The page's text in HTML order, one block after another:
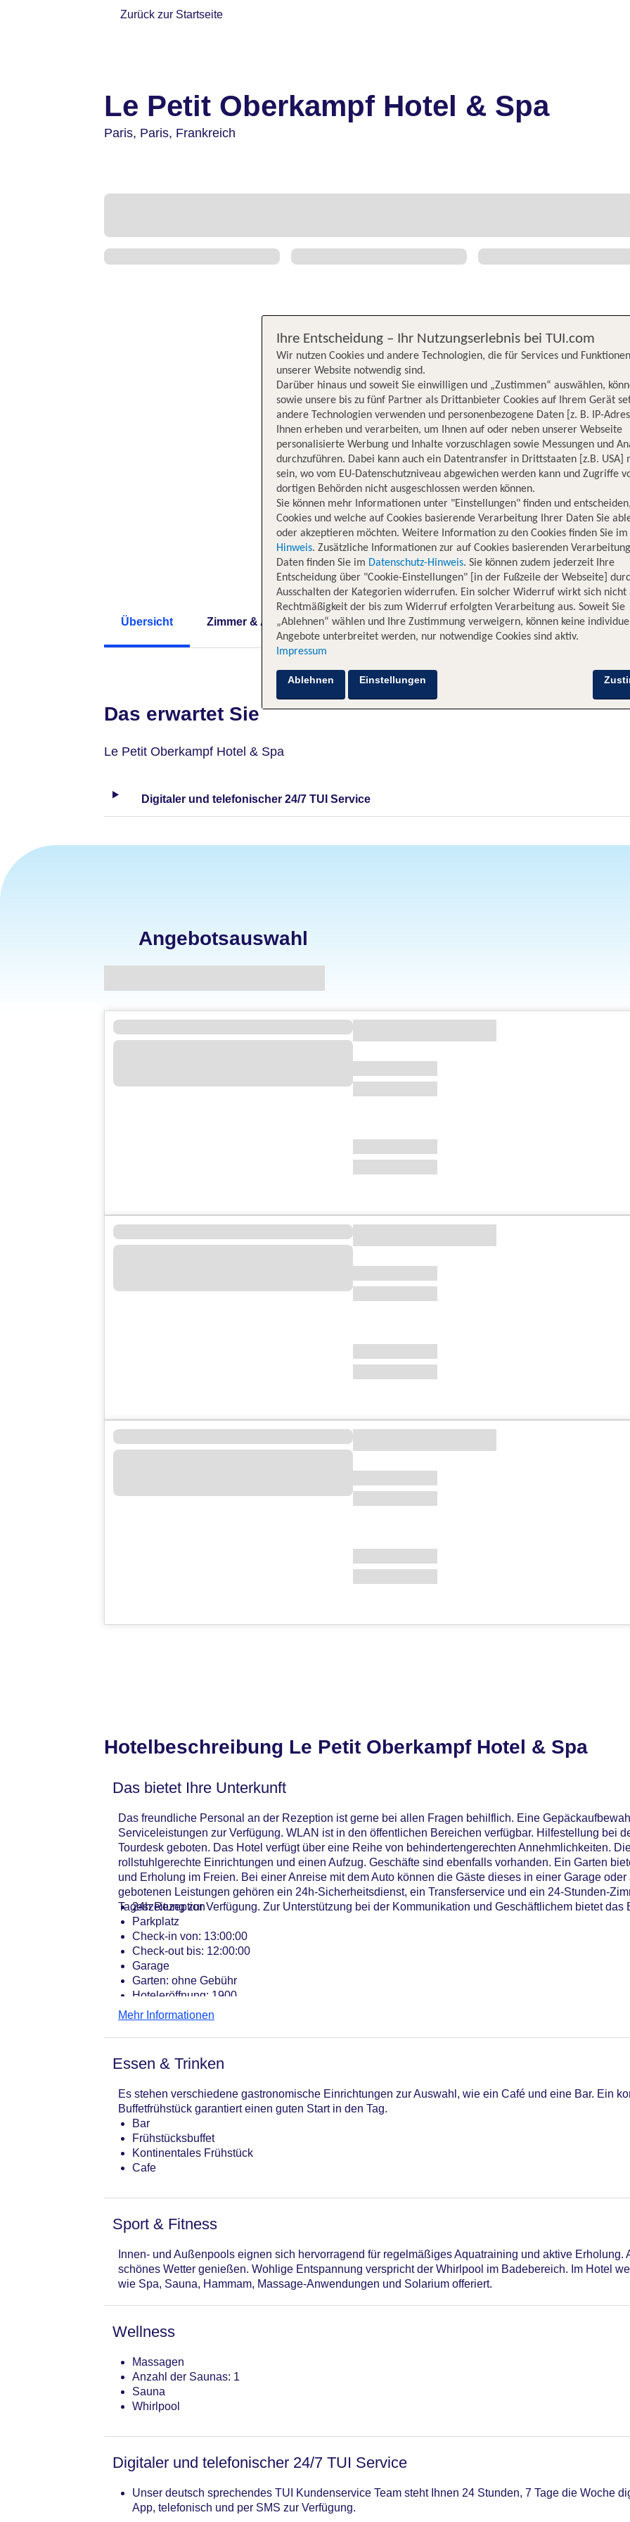
Zurück zur Startseite
Le Petit Oberkampf Hotel & Spa
Paris, Paris, Frankreich
Übersicht Zimmer & Angebote Hotelinformationen Lage Bewertungen
Das erwartet Sie
Le Petit Oberkampf Hotel & Spa
Digitaler und telefonischer 24/7 TUI Service
Angebotsauswahl
Hotelbeschreibung Le Petit Oberkampf Hotel & Spa
Das bietet Ihre Unterkunft
Das freundliche Personal an der Rezeption ist gerne bei allen Fragen behilflich. Eine
Serviceleistungen zur Verfügung. WLAN ist in den öffentlichen Bereichen verfügbar. Hilfestellung bei
Tourdesk geboten. Das Hotel verfügt über eine Reihe von behindertengerechten Annehmlichkeiten.
rollstuhlgerechte Einrichtungen und einen Aufzug. Geschäfte sind ebenfalls vorhanden. Ein Garten
und Erholung im Freien. Bei einer Anreise mit dem Auto können die Gäste dieses in einer Garage
gebotenen Leistungen gehören ein 24h-Sicherheitsdienst, ein Transferservice und ein 24-Stunden-
Tageszeitung zur Verfügung. Zur Unterstützung bei der Kommunikation und Geschäftlichem bietet das
24h Rezeption
Parkplatz
Check-in von: 13:00:00
Check-out bis: 12:00:00
Garage
Garten: ohne Gebühr
Hoteleröffnung: 1900
Hotelsafe
Letzte umfassende Renovierung: 2012
Anzahl der Aufzüge: 1
Gesamtanzahl der Stockwerke: 5
Gesamtanzahl der Zimmer: 31
Pools:Indoor Pool, Outdoor Pool
Zahlungsarten: American Express, Mastercard, Visa
Landeskategorie: 4 Sterne
Mehr Informationen
Essen & Trinken
Es stehen verschiedene gastronomische Einrichtungen zur Auswahl, wie ein Café und eine Bar. Ein
Buffetfrühstück garantiert einen guten Start in den Tag.
Bar
Frühstücksbuffet
Kontinentales Frühstück
Cafe
Sport & Fitness
Innen- und Außenpools eignen sich hervorragend für regelmäßiges Aquatraining und aktive Erholung.
schönes Wetter genießen. Wohlige Entspannung verspricht der Whirlpool im Badebereich. Im Hotel
wie Spa, Sauna, Hammam, Massage-Anwendungen und Solarium offeriert.
Wellness
Massagen
Anzahl der Saunas: 1
Sauna
Whirlpool
Digitaler und telefonischer 24/7 TUI Service
Unser deutsch sprechendes TUI Kundenservice Team steht Ihnen 24 Stunden, 7 Tage die Woche
App, telefonisch und per SMS zur Verfügung.
Ihre Entscheidung – Ihr Nutzungserlebnis bei TUI.com
Wir nutzen Cookies und andere Technologien, die für Services und
unserer Website notwendig sind.
Darüber hinaus und soweit Sie einwilligen und „Zustimmen“ auswählen,
sowie unsere bis zu fünf Partner als Drittanbieter Cookies auf Ihrem Gerät
andere Technologien verwenden und personenbezogene Daten [z. B. IP-
Ihnen erheben und verarbeiten, um Ihnen auf oder neben unserer Webseite
personalisierte Werbung und Inhalte vorzuschlagen sowie Messungen und
durchzuführen. Dabei kann auch ein Datentransfer in Drittstaaten [z.B. USA]
sein, wo vom EU-Datenschutzniveau abgewichen werden kann und Zugriffe
dortigen Behörden nicht ausgeschlossen werden können.
Sie können mehr Informationen unter "Einstellungen" finden und
Cookies und welche auf Cookies basierende Verarbeitung Ihrer Daten Sie
oder akzeptieren möchten. Weitere Information zu den Cookies finden Sie im
Hinweis. Zusätzliche Informationen zur auf Cookies basierenden
Daten finden Sie im Datenschutz-Hinweis. Sie können zudem jederzeit Ihre
Entscheidung über "Cookie-Einstellungen" [in der Fußzeile der Webseite]
Ausschalten der Kategorien widerrufen. Ein solcher Widerruf wirkt sich nicht
Rechtmäßigkeit der bis zum Widerruf erfolgten Verarbeitung aus. Soweit Sie
„Ablehnen“ wählen und Ihre Zustimmung verweigern, können keine
Angebote unterbreitet werden, nur notwendige Cookies sind aktiv.
Impressum
Ablehnen Einstellungen